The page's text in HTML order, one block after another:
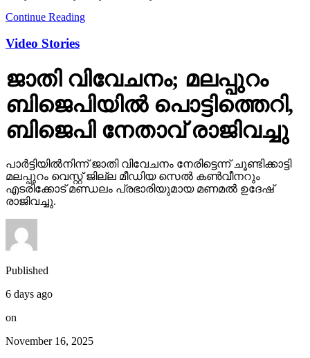
Continue Reading
Video Stories
ജാതി വിവേചനം; മലപ്പുറം
ബിജെപിയില്‍ പൊട്ടിത്തെറി,
ബിജെപി നേതാവ് രാജിവച്ചു
പാര്‍ട്ടിയില്‍നിന്ന് ജാതി വിവേചനം നേരിട്ടെന്ന് ചൂണ്ടിക്കാട്ടി
മലപ്പുറം വെസ്റ്റ് ജില്ല മീഡിയ സെല്‍ കണ്‍വീനറും
എടരിക്കോട് മണ്ഡലം പ്രഭാരിയുമായ മണമല്‍ ഉദേഷ്
രാജിവച്ചു.
Published
6 days ago
on
November 16, 2025